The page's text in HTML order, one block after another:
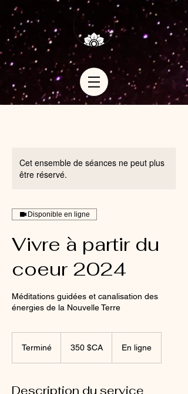
Cet ensemble de séances ne peut plus
être réservé.
Disponible en ligne
Vivre à partir du
coeur 2024
Méditations guidées et canalisation des
énergies de la Nouvelle Terre
Terminé
canadiens
350 $CA En ligne
Description du service